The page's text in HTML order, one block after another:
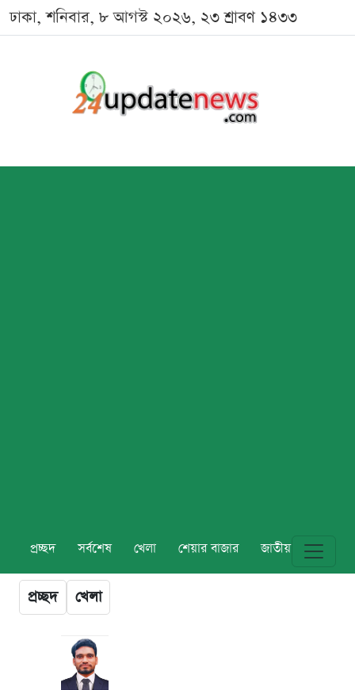
ঢাকা, শনিবার, ৮ আগস্ট ২০২৬, ২৩ শ্রাবণ ১৪৩৩
প্রচ্ছদ সর্বশেষ খেলা শেয়ার বাজার জাতীয় বিশ্ব
প্রচ্ছদ খেলা